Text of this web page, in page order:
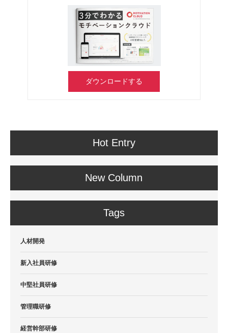
ダウンロードする
Hot Entry
New Column
Tags
人材開発
新入社員研修
中堅社員研修
管理職研修
経営幹部研修